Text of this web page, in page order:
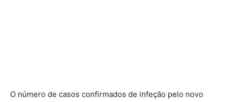
O número de casos confirmados de infeção pelo novo